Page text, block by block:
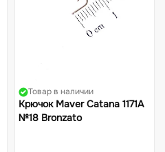
Товар в наличии
Крючок Maver Catana 1171A
№18 Bronzato